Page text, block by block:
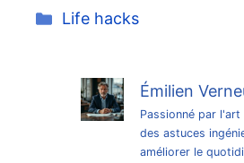
Catégories
Life hacks
Émilien
Passionné par
des astuces
améliorer le